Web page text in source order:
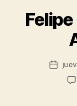
Categorías
Fecha